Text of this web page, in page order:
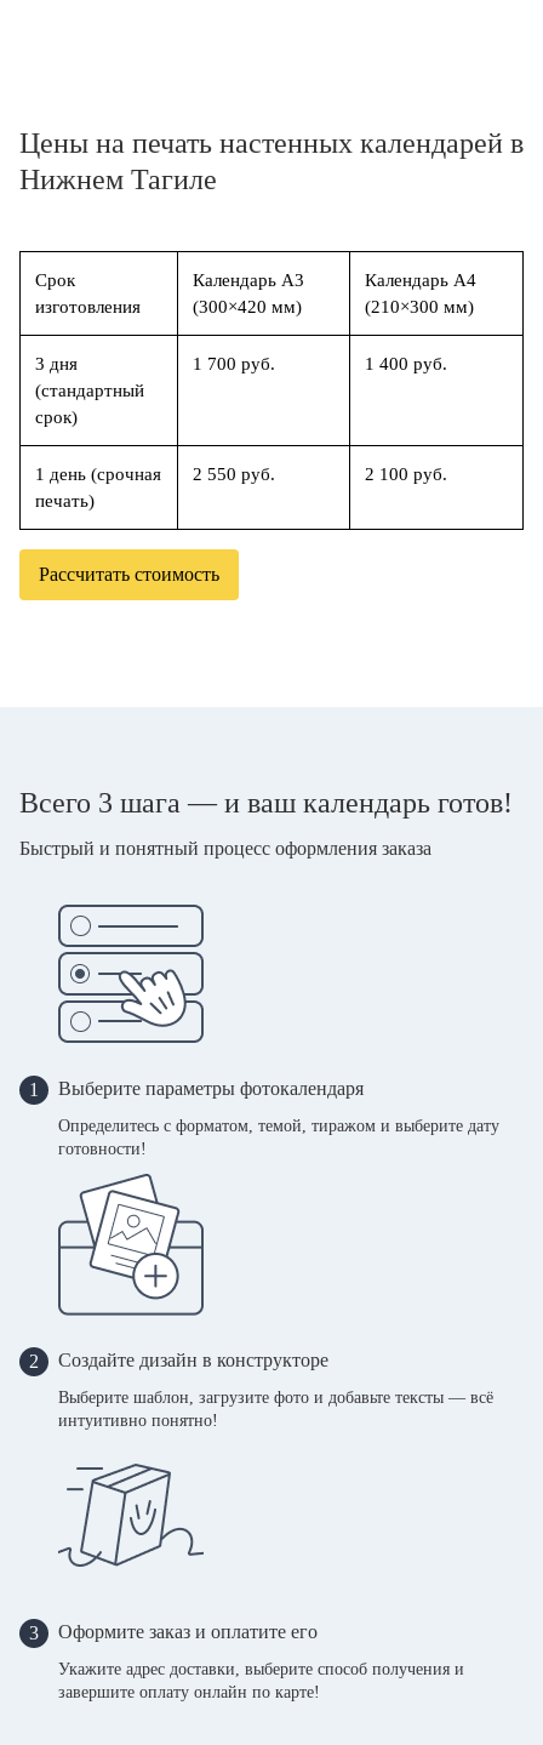
Цены на печать настенных календарей в
Нижнем Тагиле
Срок
изготовления
Календарь А3
(300×420 мм)
Календарь А4
(210×300 мм)
3 дня
(стандартный
срок)
1 700 руб. 1 400 руб.
1 день (срочная
печать)
2 550 руб. 2 100 руб.
Рассчитать стоимость
Всего 3 шага — и ваш календарь готов!
Быстрый и понятный процесс оформления заказа
1 Выберите параметры фотокалендаря
Определитесь с форматом, темой, тиражом и выберите дату
готовности!
2 Создайте дизайн в конструкторе
Выберите шаблон, загрузите фото и добавьте тексты — всё
интуитивно понятно!
3 Оформите заказ и оплатите его
Укажите адрес доставки, выберите способ получения и
завершите оплату онлайн по карте!